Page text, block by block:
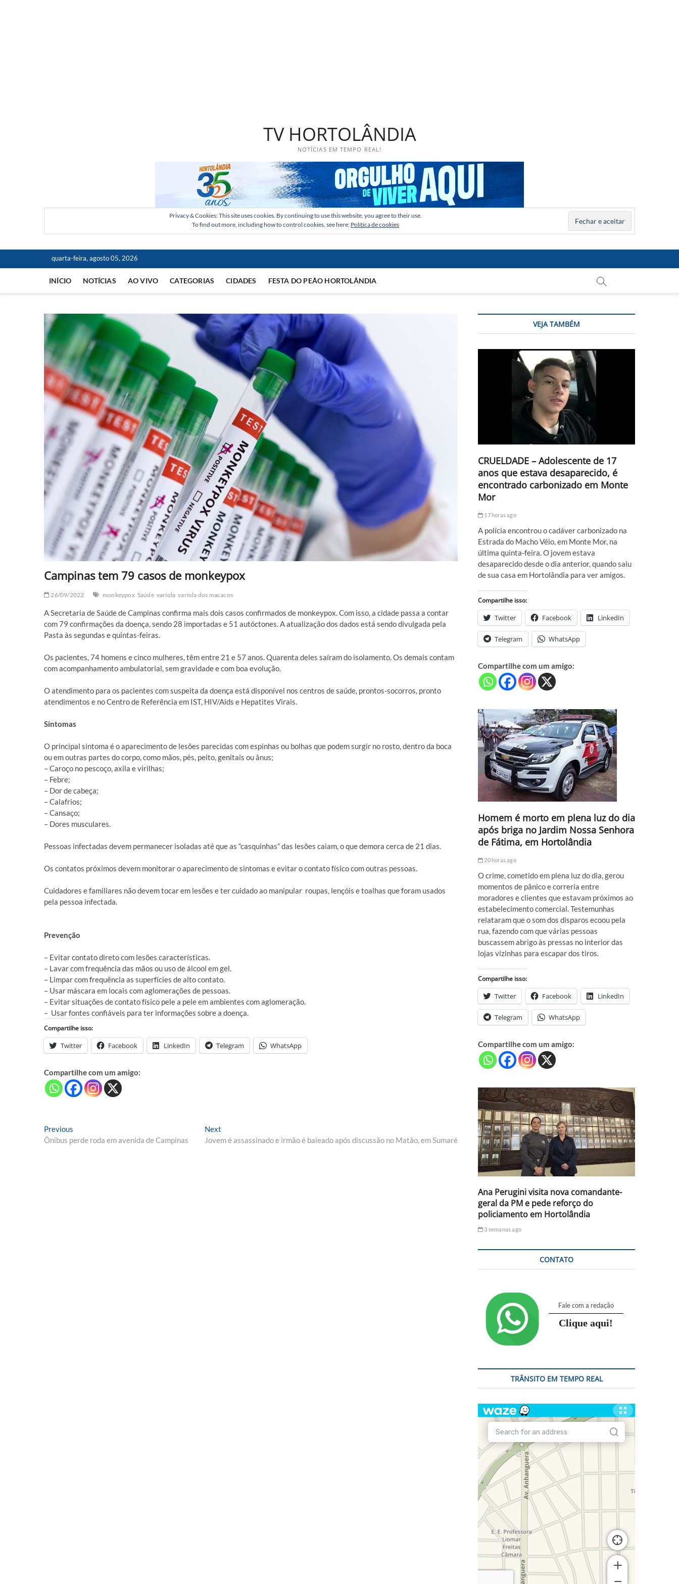
TV HORTOLÂNDIA
NOTÍCIAS EM TEMPO REAL!
Privacy & Cookies: This site uses cookies. By continuing to use this website, you agree to their use.
To find out more, including how to control cookies, see here: Política de cookies
quarta-feira, agosto 05, 2026
INÍCIO NOTÍCIAS AO VIVO CATEGORIAS CIDADES FESTA DO PEÃO HORTOLÂNDIA
Campinas tem 79 casos de monkeypox
26/09/2022 monkeypox Saúde varíola varíola dos macacos
A Secretaria de Saúde de Campinas confirma mais dois casos confirmados de monkeypox. Com isso, a cidade passa a contar
com 79 confirmações da doença, sendo 28 importadas e 51 autóctones. A atualização dos dados está sendo divulgada pela
Pasta às segundas e quintas-feiras.
Os pacientes, 74 homens e cinco mulheres, têm entre 21 e 57 anos. Quarenta deles saíram do isolamento. Os demais contam
com acompanhamento ambulatorial, sem gravidade e com boa evolução.
O atendimento para os pacientes com suspeita da doença está disponível nos centros de saúde, prontos-socorros, pronto
atendimentos e no Centro de Referência em IST, HIV/Aids e Hepatites Virais.
Sintomas
O principal sintoma é o aparecimento de lesões parecidas com espinhas ou bolhas que podem surgir no rosto, dentro da boca
ou em outras partes do corpo, como mãos, pés, peito, genitais ou ânus;
– Caroço no pescoço, axila e virilhas;
– Febre;
– Dor de cabeça;
– Calafrios;
– Cansaço;
– Dores musculares.
Pessoas infectadas devem permanecer isoladas até que as “casquinhas” das lesões caiam, o que demora cerca de 21 dias.
Os contatos próximos devem monitorar o aparecimento de sintomas e evitar o contato físico com outras pessoas.
Cuidadores e familiares não devem tocar em lesões e ter cuidado ao manipular roupas, lençóis e toalhas que foram usados
pela pessoa infectada.
Prevenção
– Evitar contato direto com lesões características.
– Lavar com frequência das mãos ou uso de álcool em gel.
– Limpar com frequência as superfícies de alto contato.
– Usar máscara em locais com aglomerações de pessoas.
– Evitar situações de contato físico pele a pele em ambientes com aglomeração.
– Usar fontes confiáveis para ter informações sobre a doença.
Compartilhe isso:
Twitter Facebook LinkedIn Telegram WhatsApp
Compartilhe com um amigo:
Navegação
de
Previous
post:
Ônibus perde roda em avenida de Campinas
Next
post:
Jovem é assassinado e irmão é baleado após discussão no Matão, em Sumaré
VEJA TAMBÉM
CRUELDADE – Adolescente de 17
anos que estava desaparecido, é
encontrado carbonizado em Monte
Mor
17 horas ago
A polícia encontrou o cadáver carbonizado na
Estrada do Macho Véio, em Monte Mor, na
última quinta-feira. O jovem estava
desaparecido desde o dia anterior, quando saiu
de sua casa em Hortolândia para ver amigos.
Compartilhe isso:
Twitter Facebook LinkedIn
Telegram WhatsApp
Compartilhe com um amigo:
Homem é morto em plena luz do dia
após briga no Jardim Nossa Senhora
de Fátima, em Hortolândia
20 horas ago
O crime, cometido em plena luz do dia, gerou
momentos de pânico e correria entre
moradores e clientes que estavam próximos ao
estabelecimento comercial. Testemunhas
relataram que o som dos disparos ecoou pela
rua, fazendo com que várias pessoas
buscassem abrigo às pressas no interior das
lojas vizinhas para escapar dos tiros.
Compartilhe isso:
Twitter Facebook LinkedIn
Telegram WhatsApp
Compartilhe com um amigo:
Ana Perugini visita nova comandante-
geral da PM e pede reforço do
policiamento em Hortolândia
3 semanas ago
CONTATO
Fale com a redação
Clique aqui!
TRÂNSITO EM TEMPO REAL